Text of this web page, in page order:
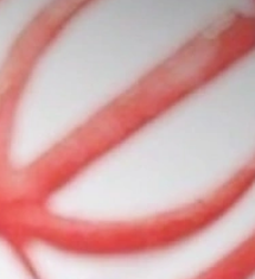
Sosium
münasibətlər
zirvədə qərarlaşıb